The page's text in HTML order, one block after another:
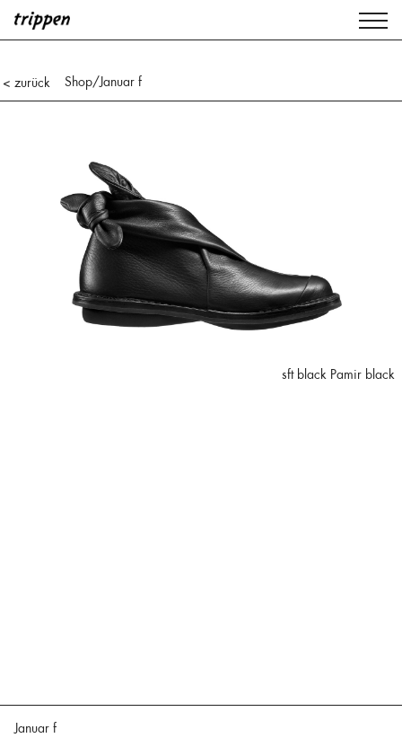
< zurück Shop/Januar f
sft black Pamir black
Januar f